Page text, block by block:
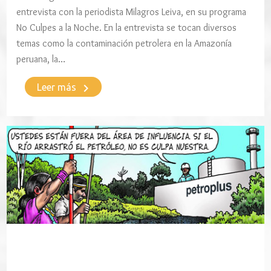
entrevista con la periodista Milagros Leiva, en su programa
No Culpes a la Noche. En la entrevista se tocan diversos
temas como la contaminación petrolera en la Amazonía
peruana, la…
Leer más keyboard_arrow_right